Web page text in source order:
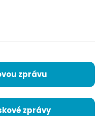
zprávu
zprávy